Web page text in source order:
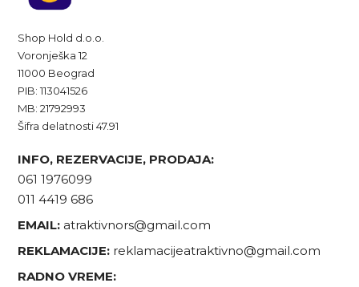
Shop Hold d.o.o.
Voronješka 12
11000 Beograd
PIB: 113041526
MB: 21792993
Šifra delatnosti 47.91
INFO, REZERVACIJE, PRODAJA:
061 1976099
011 4419 686
EMAIL: atraktivnors@gmail.com
REKLAMACIJE: reklamacijeatraktivno@gmail.com
RADNO VREME: